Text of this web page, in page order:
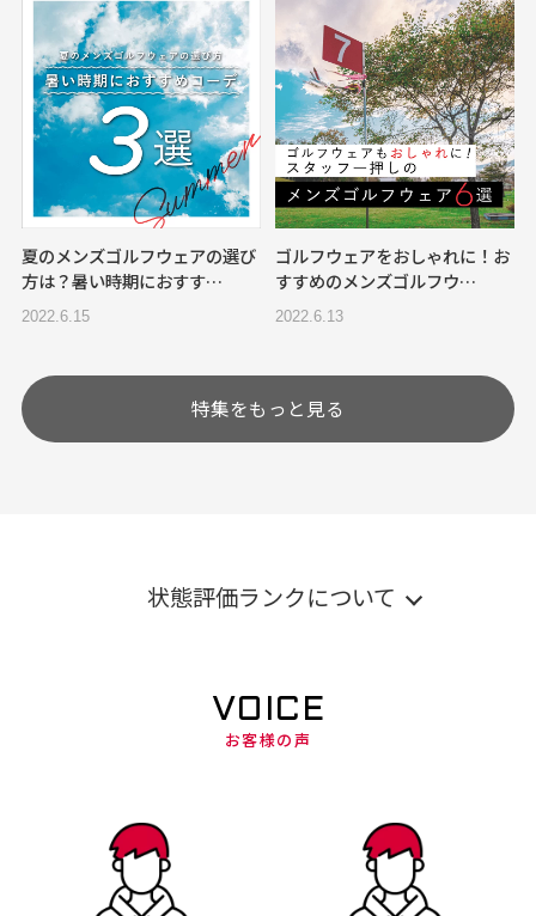
夏のメンズゴルフウェアの選び
方は？暑い時期におすす…
2022.6.15
ゴルフウェアをおしゃれに！お
すすめのメンズゴルフウ…
2022.6.13
特集をもっと見る
状態評価ランクについて
VOICE
お客様の声